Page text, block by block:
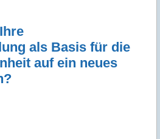
als Basis für die
auf ein neues